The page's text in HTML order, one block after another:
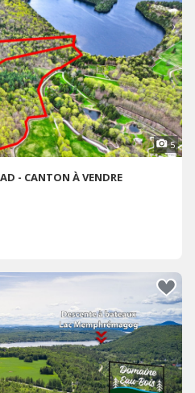
5
- CANTON À VENDRE